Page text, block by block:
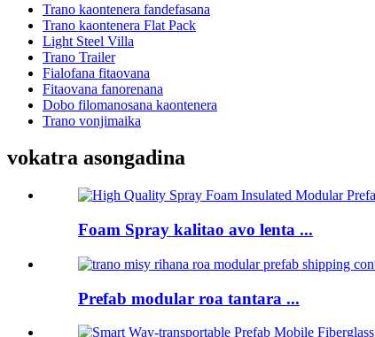
Trano kaontenera fandefasana
Trano kaontenera Flat Pack
Light Steel Villa
Trano Trailer
Fialofana fitaovana
Fitaovana fanorenana
Dobo filomanosana kaontenera
Trano vonjimaika
vokatra asongadina
Foam Spray kalitao avo lenta ...
Prefab modular roa tantara ...